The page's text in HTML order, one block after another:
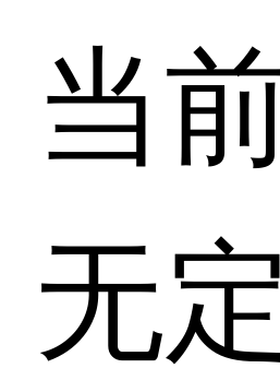
当
无